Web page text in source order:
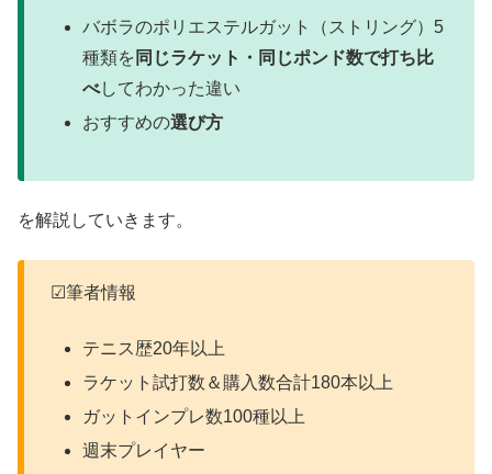
バボラのポリエステルガット（ストリング）5
種類を 同じラケット・同じポンド数で打ち比
べしてわかった違い
おすすめの選び方
を解説していきます。
☑筆者情報
テニス歴20年以上
ラケット試打数＆購入数合計180本以上
ガットインプレ数100種以上
週末プレイヤー